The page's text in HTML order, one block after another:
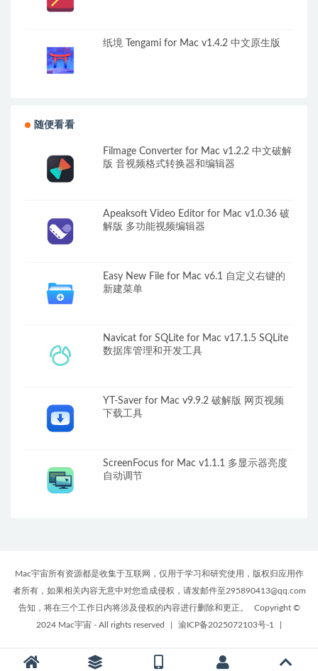
纸境 Tengami for Mac v1.4.2 中文原生版
随便看看
Filmage Converter for Mac v1.2.2 中文破解
版 音视频格式转换器和编辑器
Apeaksoft Video Editor for Mac v1.0.36 破
解版 多功能视频编辑器
Easy New File for Mac v6.1 自定义右键的
新建菜单
Navicat for SQLite for Mac v17.1.5 SQLite
数据库管理和开发工具
YT-Saver for Mac v9.9.2 破解版 网页视频
下载工具
ScreenFocus for Mac v1.1.1 多显示器亮度
自动调节
Mac宇宙所有资源都是收集于互联网，仅用于学习和研究使用，版权归应用作
者所有，如果相关内容无意中对您造成侵权，请发邮件至295890413@qq.com
告知，将在三个工作日内将涉及侵权的内容进行删除和更正。
Copyright ©
2024 Mac宇宙 - All rights reserved
渝ICP备2025072103号-1